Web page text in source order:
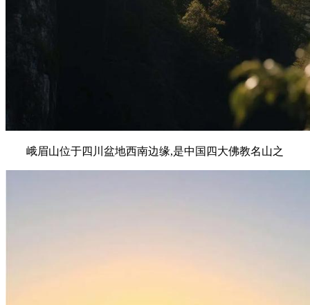
峨眉山位于四川盆地西南边缘,是中国四大佛教名山之